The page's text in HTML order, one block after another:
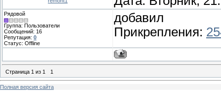
Рядовой
Группа: Пользователи
Сообщений: 16
Репутация: 0
Статус: Offline
добавил
Прикрепления:
Страница 1 из 1 1
Полная версия сайта